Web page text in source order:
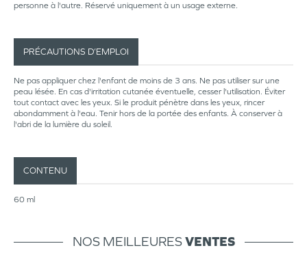
personne à l'autre. Réservé uniquement à un usage externe.
PRÉCAUTIONS D’EMPLOI
Ne pas appliquer chez l'enfant de moins de 3 ans. Ne pas utiliser sur une
peau lésée. En cas d'irritation cutanée éventuelle, cesser l'utilisation. Éviter
tout contact avec les yeux. Si le produit pénètre dans les yeux, rincer
abondamment à l'eau. Tenir hors de la portée des enfants. À conserver à
l'abri de la lumière du soleil.
CONTENU
60 ml
NOS MEILLEURESVENTES